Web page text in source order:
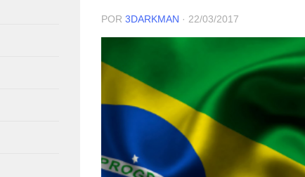
POR 3DARKMAN · 22/03/2017